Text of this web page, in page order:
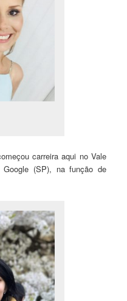
carreira aqui no Vale
(SP), na função de